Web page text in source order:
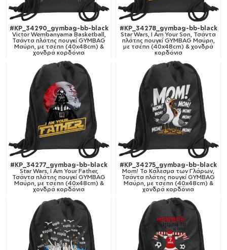
#KP_34290_gymbag-bb-black
Victor Wembanyama Basketball,
Τσάντα πλάτης πουγκί GYMBAG
Μαύρη, με τσέπη (40x48cm) &
χονδρά κορδόνια
#KP_34278_gymbag-bb-black
Star Wars, I Am Your Son, Τσάντα
πλάτης πουγκί GYMBAG Μαύρη,
με τσέπη (40x48cm) & χονδρά
κορδόνια
#KP_34277_gymbag-bb-black
Star Wars, I Am Your Father,
Τσάντα πλάτης πουγκί GYMBAG
Μαύρη, με τσέπη (40x48cm) &
χονδρά κορδόνια
#KP_34275_gymbag-bb-black
Mom! Το Κάλεσμα των Γλάρων,
Τσάντα πλάτης πουγκί GYMBAG
Μαύρη, με τσέπη (40x48cm) &
χονδρά κορδόνια